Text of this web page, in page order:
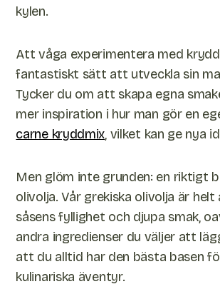
kylen.
Att våga experimentera med
fantastiskt sätt att utveckla sin
Tycker du om att skapa egna
mer inspiration i hur man gör en
carne kryddmix, vilket kan ge nya
Men glöm inte grunden: en riktigt
olivolja. Vår grekiska olivolja är
såsens fyllighet och djupa smak,
andra ingredienser du väljer att
att du alltid har den bästa basen
kulinariska äventyr.